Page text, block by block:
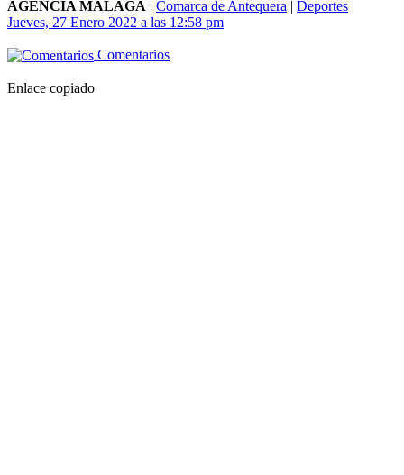
AGENCIA MÁLAGA | Comarca de Antequera | Deportes
Jueves, 27 Enero 2022 a las 12:58 pm
Comentarios
Enlace copiado